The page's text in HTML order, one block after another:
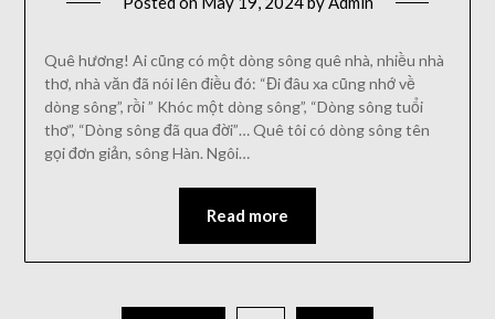
Quê hương! Ai cũng có một dòng sông quê nhà, nhiều nhà
thơ, nhà văn đã nói lên điều đó: “Đi đâu xa cũng nhớ về
dòng sông”, rồi ” Khóc một dòng sông”, “Dòng sông tuổi
thơ”, “Dòng sông đã qua đời”… Quê tôi có dòng sông tên
gọi đơn giản, sông Hàn. Ngôi…
Read more